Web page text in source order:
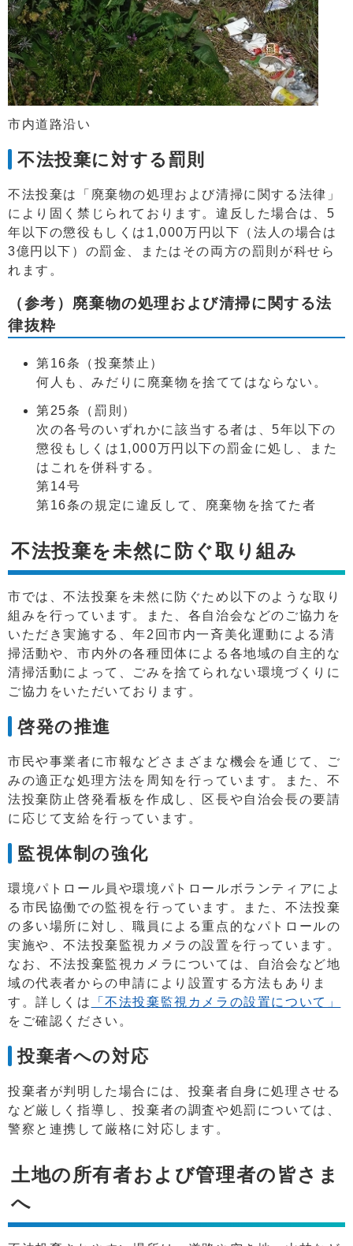
市内道路沿い
不法投棄に対する罰則
不法投棄は「廃棄物の処理および清掃に関する法律」
により固く禁じられております。違反した場合は、5
年以下の懲役もしくは1,000万円以下（法人の場合は
3億円以下）の罰金、またはその両方の罰則が科せら
れます。
（参考）廃棄物の処理および清掃に関する法
律抜粋
第16条（投棄禁止）
何人も、みだりに廃棄物を捨ててはならない。
第25条（罰則）
次の各号のいずれかに該当する者は、5年以下の
懲役もしくは1,000万円以下の罰金に処し、また
はこれを併科する。
第14号
第16条の規定に違反して、廃棄物を捨てた者
不法投棄を未然に防ぐ取り組み
市では、不法投棄を未然に防ぐため以下のような取り
組みを行っています。また、各自治会などのご協力を
いただき実施する、年2回市内一斉美化運動による清
掃活動や、市内外の各種団体による各地域の自主的な
清掃活動によって、ごみを捨てられない環境づくりに
ご協力をいただいております。
啓発の推進
市民や事業者に市報などさまざまな機会を通じて、ご
みの適正な処理方法を周知を行っています。また、不
法投棄防止啓発看板を作成し、区長や自治会長の要請
に応じて支給を行っています。
監視体制の強化
環境パトロール員や環境パトロールボランティアによ
る市民協働での監視を行っています。また、不法投棄
の多い場所に対し、職員による重点的なパトロールの
実施や、不法投棄監視カメラの設置を行っています。
なお、不法投棄監視カメラについては、自治会など地
域の代表者からの申請により設置する方法もありま
す。詳しくは
「不法投棄監視カメラの設置について」
をご確認ください。
投棄者への対応
投棄者が判明した場合には、投棄者自身に処理させる
など厳しく指導し、投棄者の調査や処罰については、
警察と連携して厳格に対応します。
土地の所有者および管理者の皆さま
へ